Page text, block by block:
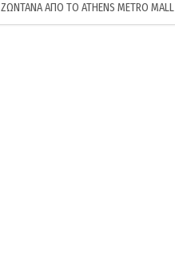
ΖΩΝΤΑΝΑ ΑΠΟ ΤΟ ATHENS METRO MALL